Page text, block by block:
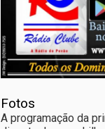
Fotos
A programação da